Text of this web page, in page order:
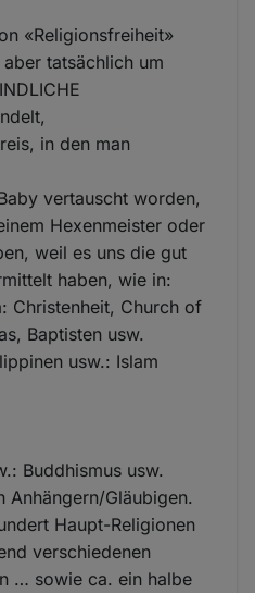
«Religionsfreiheit»
tatsächlich um
in den man
vertauscht worden,
Hexenmeister oder
weil es uns die gut
haben, wie in:
Christenheit, Church of
Baptisten usw.
usw.: Islam
Buddhismus usw.
Anhängern/Gläubigen.
Haupt-Religionen
verschiedenen
… sowie ca. ein halbe